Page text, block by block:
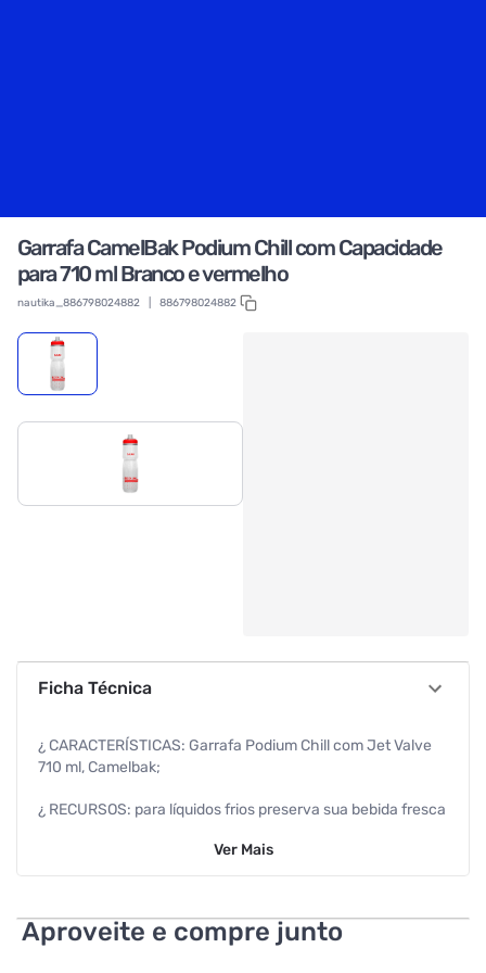
Garrafa CamelBak Podium Chill com Capacidade
para 710 ml Branco e vermelho
nautika_886798024882 886798024882
Ficha Técnica
¿ CARACTERÍSTICAS: Garrafa Podium Chill com Jet Valve
710 ml, Camelbak;
¿ RECURSOS: para líquidos frios preserva sua bebida fresca
abertura da válvula, com trava anti gotejamento;
garrafa produzida em polipropileno, bico em silicone,
material antibactericida (Hydroguard) inibe a proliferação
Ver Mais
Aproveite e compre junto